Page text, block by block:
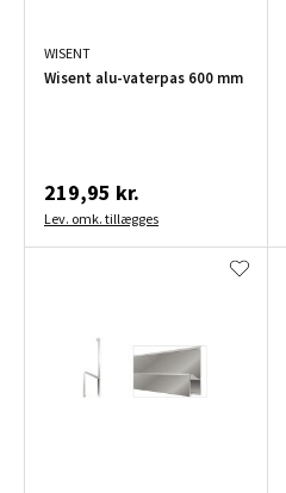
WISENT
Wisent alu-vaterpas 600 mm
219,95 kr.
Lev. omk. tillægges